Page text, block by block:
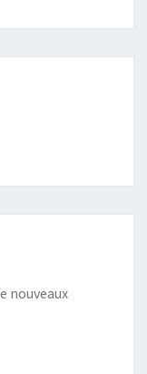
nouveaux